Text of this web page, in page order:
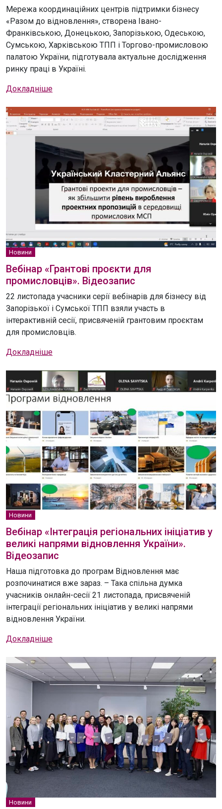
Мережа координаційних центрів підтримки бізнесу
«Разом до відновлення», створена Івано-
Франківською, Донецькою, Запорізькою, Одеською,
Сумською, Харківською ТПП і Торгово-промисловою
палатою України, підготувала актуальне дослідження
ринку праці в Україні.
Докладніше
Новини
Вебінар «Грантові проєкти для
промисловців». Відеозапис
22 листопада учасники серії вебінарів для бізнесу від
Запорізької і Сумської ТПП взяли участь в
інтерактивній сесії, присвяченій грантовим проєктам
для промисловців.
Докладніше
Новини
Вебінар «Інтеграція регіональних ініціатив у
великі напрями відновлення України».
Відеозапис
Наша підготовка до програм Відновлення має
розпочинатися вже зараз. – Така спільна думка
учасників онлайн-сесії 21 листопада, присвяченій
інтеграції регіональних ініціатив у великі напрями
відновлення України.
Докладніше
Новини